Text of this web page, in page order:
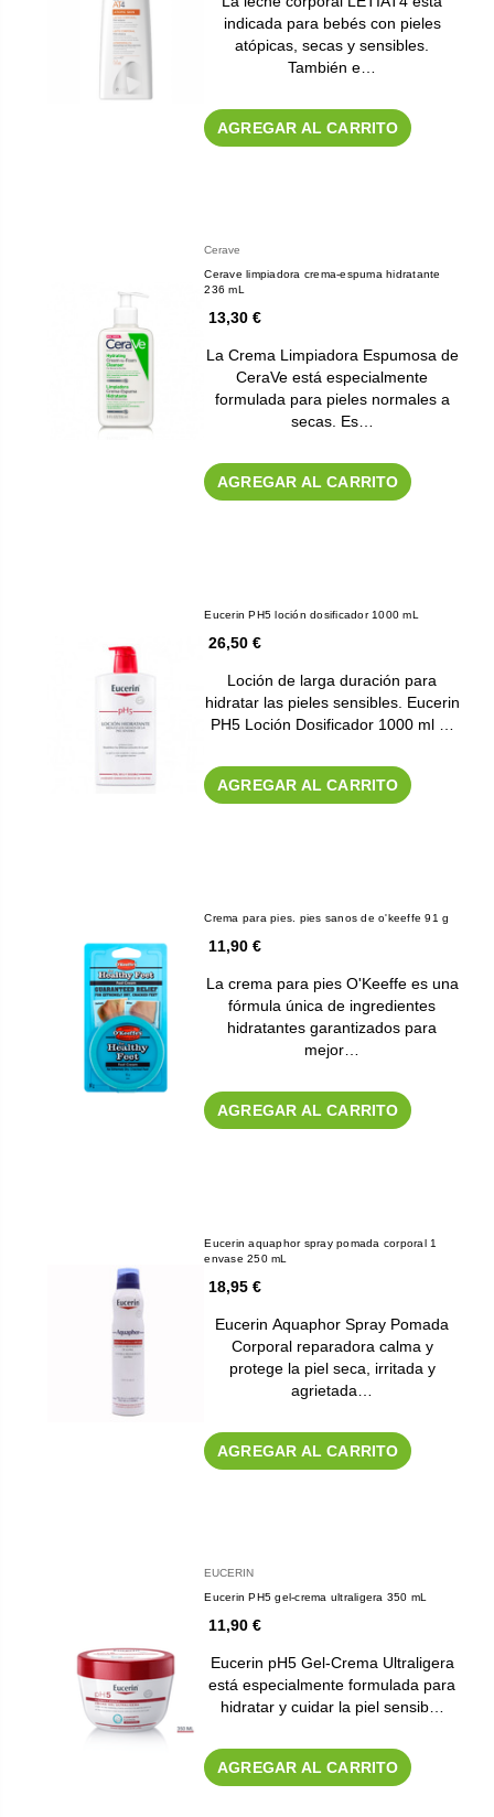
indicada para bebés con pieles
atópicas, secas y sensibles.
También e…
AGREGAR AL CARRITO
Cerave
Cerave limpiadora crema-espuma hidratante
236 mL
13,30 €
La Crema Limpiadora Espumosa de
CeraVe está especialmente
formulada para pieles normales a
secas. Es…
AGREGAR AL CARRITO
Eucerin PH5 loción dosificador 1000 mL
26,50 €
Loción de larga duración para
hidratar las pieles sensibles. Eucerin
PH5 Loción Dosificador 1000 ml …
AGREGAR AL CARRITO
Crema para pies. pies sanos de o'keeffe 91 g
11,90 €
La crema para pies O'Keeffe es una
fórmula única de ingredientes
hidratantes garantizados para
mejor…
AGREGAR AL CARRITO
Eucerin aquaphor spray pomada corporal 1
envase 250 mL
18,95 €
Eucerin Aquaphor Spray Pomada
Corporal reparadora calma y
protege la piel seca, irritada y
agrietada…
AGREGAR AL CARRITO
EUCERIN
Eucerin PH5 gel-crema ultraligera 350 mL
11,90 €
Eucerin pH5 Gel-Crema Ultraligera
está especialmente formulada para
hidratar y cuidar la piel sensib…
AGREGAR AL CARRITO